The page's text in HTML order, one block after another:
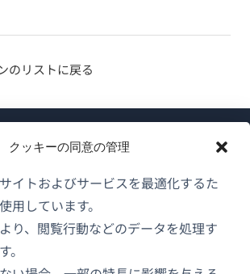
クッキーの同意の管理
イトおよびサービスを最適化するた
用しています。
り、閲覧行動などのデータを処理す
。
のリストに戻る
WPMLについて
よびプライバシーポリシー